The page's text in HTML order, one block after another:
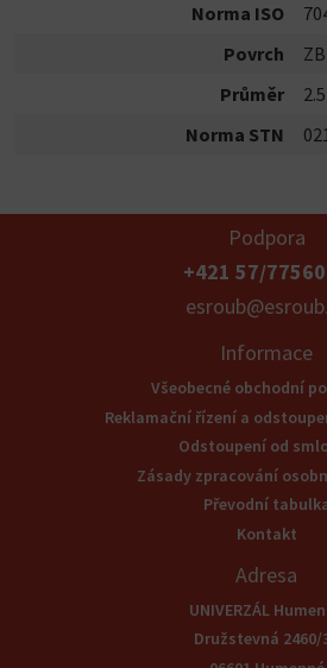
Norma ISO
Povrch
ZB
Průměr
Norma STN
Podpora
+421 57/
Informace
Všeobecné obchodní
Reklamační řízení a
Odstoupení od
Zásady zpracování
Převodní
Kontakt
Adresa
UNIVERZÁL
Družstevná 2460/